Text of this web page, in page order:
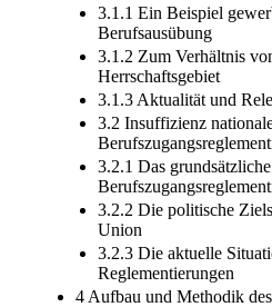
3.1.1 Ein Beispiel
Berufsausübung
3.1.2 Zum Verhältnis
Herrschaftsgebiet
3.1.3 Aktualität und
3.2 Insuffizienz
3.2.1 Das
3.2.2 Die politische
Union
3.2.3 Die aktuelle
Reglementierungen
4 Aufbau und Methodik